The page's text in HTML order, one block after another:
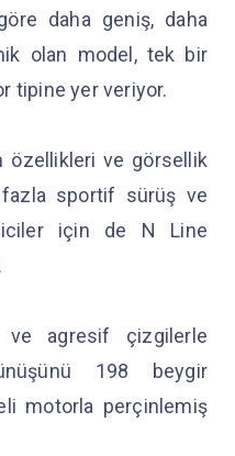
daha geniş, daha
olan model, tek bir
tipine yer veriyor.
özellikleri ve görsellik
fazla sportif sürüş ve
için de N Line
ve agresif çizgilerle
198 beygir
motorla perçinlemiş